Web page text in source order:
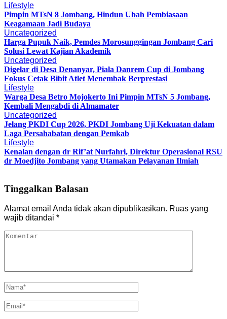
Lifestyle
Pimpin MTsN 8 Jombang, Hindun Ubah Pembiasaan
Keagamaan Jadi Budaya
Uncategorized
Harga Pupuk Naik, Pemdes Morosunggingan Jombang Cari
Solusi Lewat Kajian Akademik
Uncategorized
Digelar di Desa Denanyar, Piala Danrem Cup di Jombang
Fokus Cetak Bibit Atlet Menembak Berprestasi
Lifestyle
Warga Desa Betro Mojokerto Ini Pimpin MTsN 5 Jombang,
Kembali Mengabdi di Almamater
Uncategorized
Jelang PKDI Cup 2026, PKDI Jombang Uji Kekuatan dalam
Laga Persahabatan dengan Pemkab
Lifestyle
Kenalan dengan dr Rif’at Nurfahri, Direktur Operasional RSU
dr Moedjito Jombang yang Utamakan Pelayanan Ilmiah
Tinggalkan Balasan
Alamat email Anda tidak akan dipublikasikan. Ruas yang
wajib ditandai *